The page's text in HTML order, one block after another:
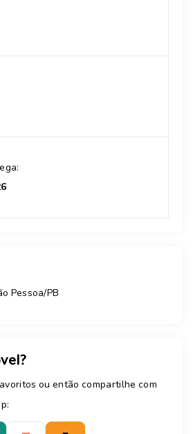
Pessoa/PB
ou então compartilhe com